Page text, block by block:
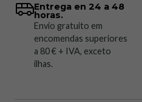
Entrega en 24 a 48
horas.
Envio gratuito em
encomendas superiores
a 80 € + IVA, exceto
ilhas.